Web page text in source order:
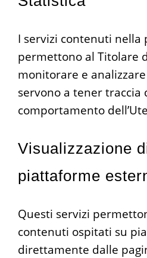
I servizi contenuti nella
permettono al Titolare
monitorare e
servono a tener traccia
comportamento
Visualizzazione
piattaforme
Questi servizi
contenuti ospitati su
direttamente dalle